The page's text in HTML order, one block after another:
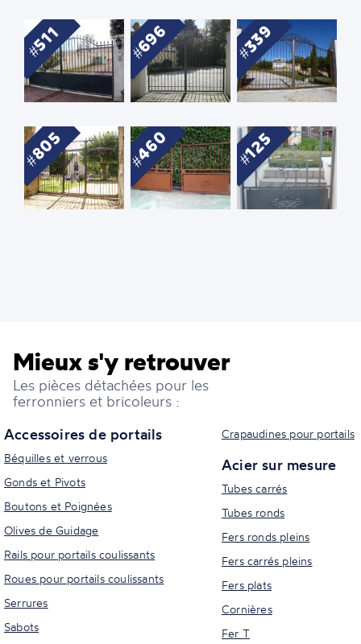
511 696 339
805 460 125
Mieux s'y retrouver
Les pièces détachées pour les
ferronniers et bricoleurs :
Accessoires de portails
Béquilles et verrous
Gonds et Pivots
Boutons et Poignées
Olives de Guidage
Rails pour portails coulissants
Roues pour portails coulissants
Serrures
Sabots
Crapaudines pour portails
Acier sur mesure
Tubes carrés
Tubes ronds
Fers ronds pleins
Fers carrés pleins
Fers plats
Cornières
Fer T